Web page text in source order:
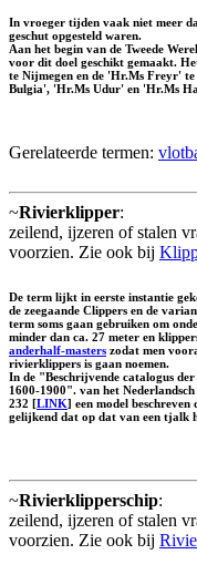
In vroeger tijden vaak niet meer
geschut opgesteld waren.
Aan het begin van de Tweede
voor dit doel geschikt gemaakt.
te Nijmegen en de 'Hr.Ms Freyr'
Bulgia', 'Hr.Ms Udur' en 'Hr.Ms
Gerelateerde termen:
~Rivierklipper:
zeilend, ijzeren of stalen
voorzien. Zie ook bij
De term lijkt in eerste instantie
de zeegaande Clippers en de
term soms gaan gebruiken om
minder dan ca. 27 meter en
anderhalf-masters zodat men
rivierklippers is gaan noemen.
In de "Beschrijvende catalogus der
1600-1900". van het
232 [LINK] een model
gelijkend dat op dat van een tjalk
~Rivierklipperschip:
zeilend, ijzeren of stalen
voorzien. Zie ook bij